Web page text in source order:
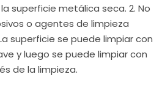
superficie metálica seca. 2. No
o agentes de limpieza
superficie se puede limpiar con
y luego se puede limpiar con
de la limpieza.